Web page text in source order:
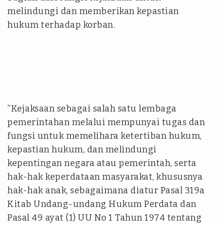
melindungi dan memberikan kepastian
hukum terhadap korban.
“Kejaksaan sebagai salah satu lembaga
pemerintahan melalui mempunyai tugas dan
fungsi untuk memelihara ketertiban hukum,
kepastian hukum, dan melindungi
kepentingan negara atau pemerintah, serta
hak-hak keperdataan masyarakat, khususnya
hak-hak anak, sebagaimana diatur Pasal 319a
Kitab Undang-undang Hukum Perdata dan
Pasal 49 ayat (1) UU No 1 Tahun 1974 tentang